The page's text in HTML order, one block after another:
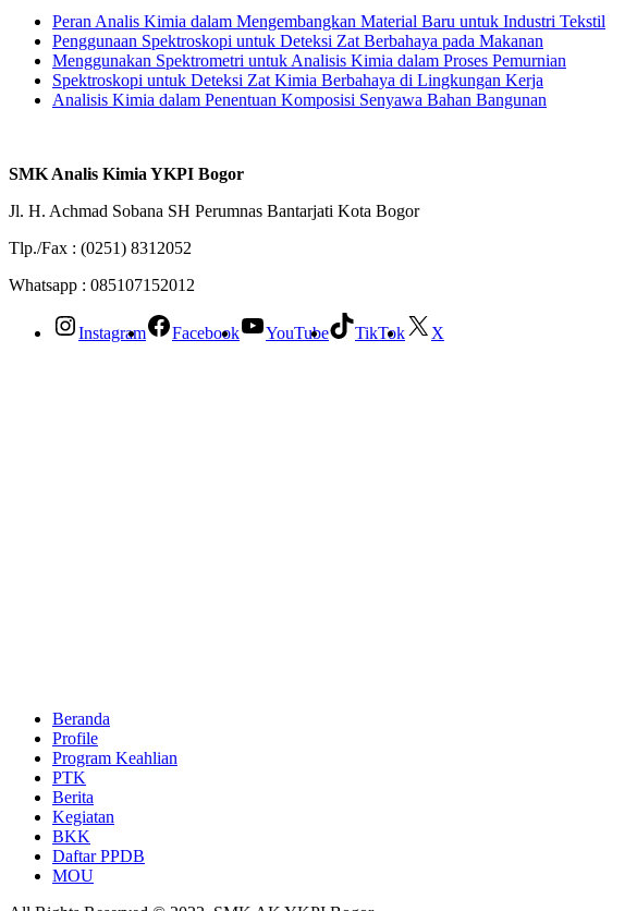
Peran Analis Kimia dalam Mengembangkan Material Baru untuk Industri Tekstil
Penggunaan Spektroskopi untuk Deteksi Zat Berbahaya pada Makanan
Menggunakan Spektrometri untuk Analisis Kimia dalam Proses Pemurnian
Spektroskopi untuk Deteksi Zat Kimia Berbahaya di Lingkungan Kerja
Analisis Kimia dalam Penentuan Komposisi Senyawa Bahan Bangunan
SMK Analis Kimia YKPI Bogor
Jl. H. Achmad Sobana SH Perumnas Bantarjati Kota Bogor
Tlp./Fax : (0251) 8312052
Whatsapp : 085107152012
Instagram Facebook YouTube TikTok X
Beranda
Profile
Program Keahlian
PTK
Berita
Kegiatan
BKK
Daftar PPDB
MOU